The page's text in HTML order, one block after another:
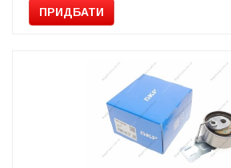
ПРИДБАТИ